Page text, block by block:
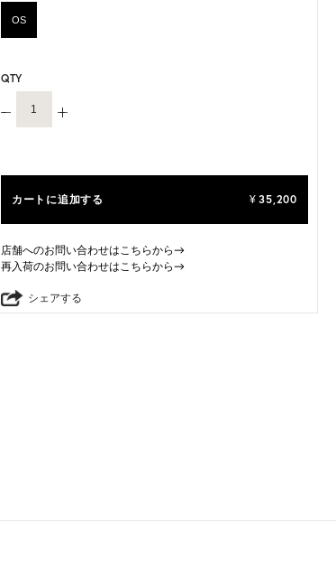
OS
QTY
カートに追加する ¥ 35,200
店舗へのお問い合わせはこちらから→
再入荷のお問い合わせはこちらから→
シェアする